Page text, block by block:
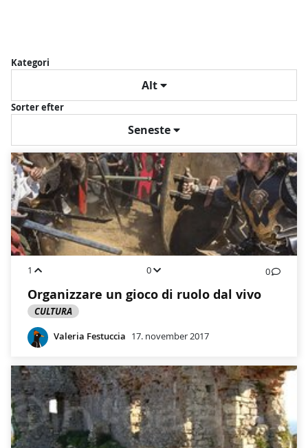
Kategori
Alt
Sorter efter
Seneste
1 0 0
Organizzare un gioco di ruolo dal vivo
CULTURA
Valeria Festuccia 17. november 2017